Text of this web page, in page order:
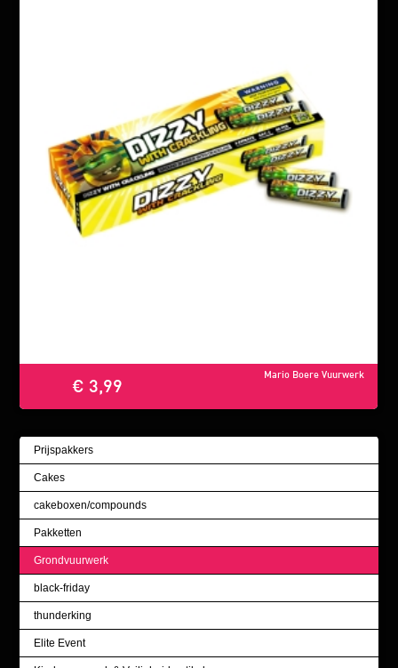
Mario Boere Vuurwerk
€ 3,99
Prijspakkers
Cakes
cakeboxen/compounds
Pakketten
Grondvuurwerk
black-friday
thunderking
Elite Event